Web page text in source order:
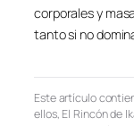
corporales y
tanto si no
Este artículo
ellos, El Rincón de